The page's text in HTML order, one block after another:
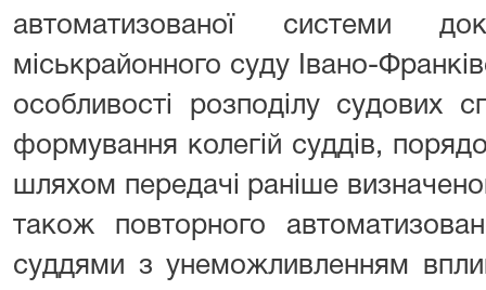
автоматизованої системи
міськрайонного суду Івано-
особливості розподілу судових
формування колегій суддів,
шляхом передачі раніше
також повторного
суддями з унеможливленням